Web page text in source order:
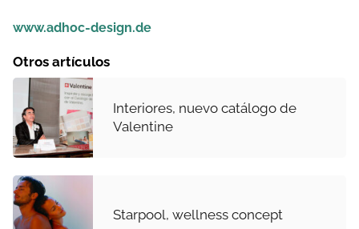
www.adhoc-design.de
Otros artículos
Interiores, nuevo catálogo de
Valentine
Starpool, wellness concept